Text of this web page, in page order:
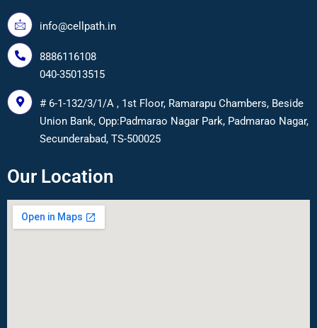
info@cellpath.in
8886116108
040-35013515
# 6-1-132/3/1/A , 1st Floor, Ramarapu Chambers, Beside
Union Bank, Opp:Padmarao Nagar Park, Padmarao Nagar,
Secunderabad, TS-500025
Our Location